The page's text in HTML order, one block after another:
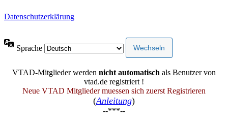
Datenschutzerklärung
Sprache
VTAD-Mitglieder werden nicht automatisch als Benutzer von
vtad.de registriert !
Neue VTAD Mitglieder muessen sich zuerst Registrieren
(Anleitung)
--***--